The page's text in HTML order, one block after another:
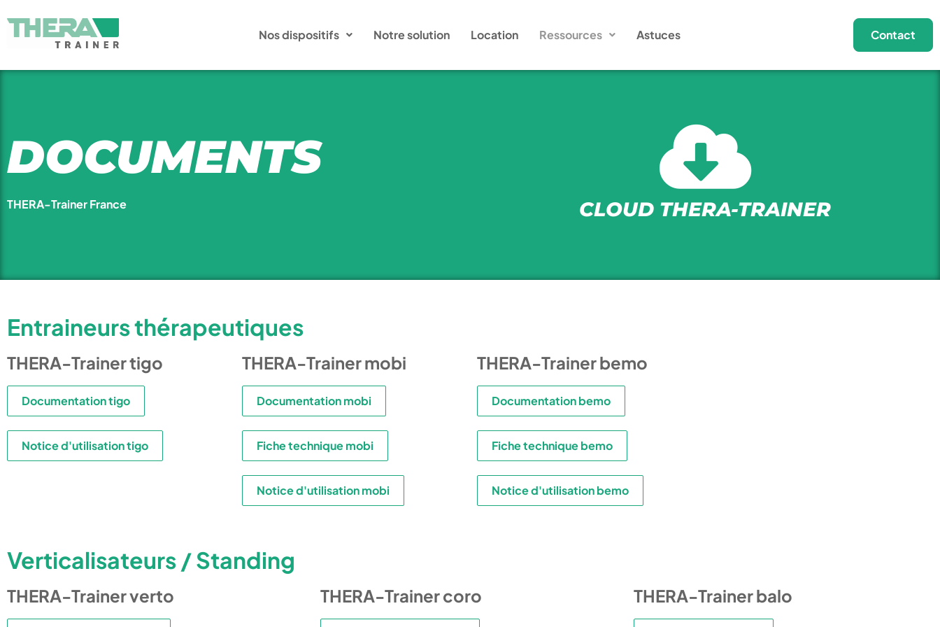
Nos dispositifs Notre solution Location Ressources Astuces Contact
DOCUMENTS
THERA-Trainer France CLOUD THERA-TRAINER
Entraineurs thérapeutiques
THERA-Trainer tigo
Documentation tigo
Notice d'utilisation tigo
THERA-Trainer mobi
Documentation mobi
Fiche technique mobi
Notice d'utilisation mobi
THERA-Trainer bemo
Documentation bemo
Fiche technique bemo
Notice d'utilisation bemo
Verticalisateurs / Standing
THERA-Trainer verto THERA-Trainer coro THERA-Trainer balo